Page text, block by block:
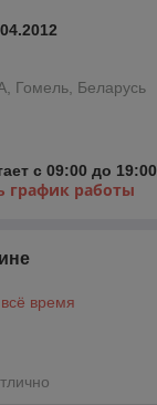
Гомель, Беларусь
с 09:00 до 19:00
график работы
время